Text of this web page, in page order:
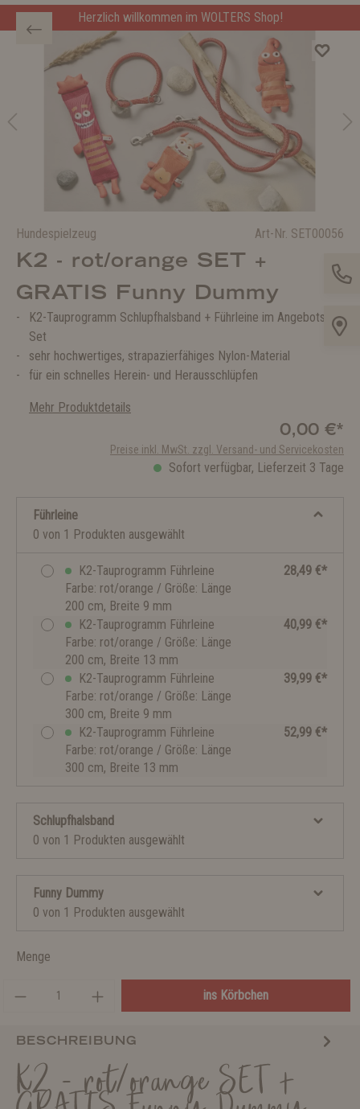
Herzlich willkommen im WOLTERS Shop!
Hundespielzeug Art-Nr. SET00056
K2 - rot/orange SET +
GRATIS Funny Dummy
K2-Tauprogramm Schlupfhalsband + Führleine im Angebots-
Set
sehr hochwertiges, strapazierfähiges Nylon-Material
für ein schnelles Herein- und Herausschlüpfen
Mehr Produktdetails
0,00 €*
Preise inkl. MwSt. zzgl. Versand- und Servicekosten
Sofort verfügbar, Lieferzeit 3 Tage
Führleine
0 von 1 Produkten ausgewählt
K2-Tauprogramm Führleine
Farbe: rot/orange / Größe: Länge
200 cm, Breite 9 mm
28,49 €*
K2-Tauprogramm Führleine
Farbe: rot/orange / Größe: Länge
200 cm, Breite 13 mm
40,99 €*
K2-Tauprogramm Führleine
Farbe: rot/orange / Größe: Länge
300 cm, Breite 9 mm
39,99 €*
K2-Tauprogramm Führleine
Farbe: rot/orange / Größe: Länge
300 cm, Breite 13 mm
52,99 €*
Schlupfhalsband
0 von 1 Produkten ausgewählt
Funny Dummy
0 von 1 Produkten ausgewählt
Menge
ins Körbchen
BESCHREIBUNG
K2 - rot/orange SET +